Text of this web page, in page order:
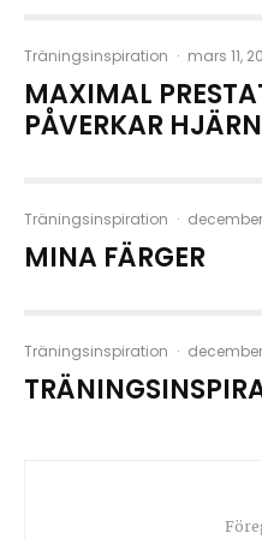
Träningsinspiration · mars 11,
MAXIMAL
PÅVERKAR
Träningsinspiration · december
MINA FÄRGER
Träningsinspiration · december